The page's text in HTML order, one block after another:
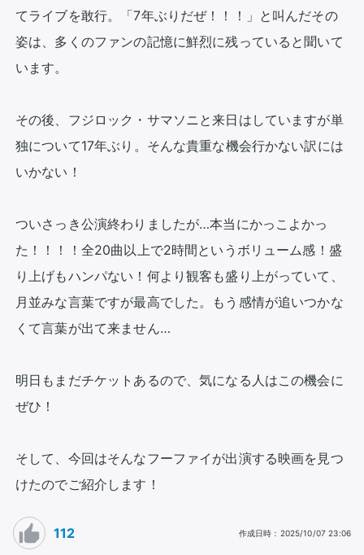
てライブを敢行。「7年ぶりだぜ！！！」と叫んだその
姿は、多くのファンの記憶に鮮烈に残っていると聞いて
います。
その後、フジロック・サマソニと来日はしていますが単
独について17年ぶり。そんな貴重な機会行かない訳には
いかない！
ついさっき公演終わりましたが…本当にかっこよかっ
た！！！！全20曲以上で2時間というボリューム感！盛
り上げもハンパない！何より観客も盛り上がっていて、
月並みな言葉ですが最高でした。もう感情が追いつかな
くて言葉が出て来ません…
明日もまだチケットあるので、気になる人はこの機会に
ぜひ！
そして、今回はそんなフーファイが出演する映画を見つ
けたのでご紹介します！
112 作成日時 ： 2025/10/07 23:06